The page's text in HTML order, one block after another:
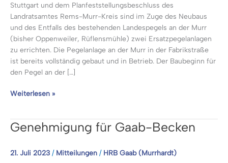
Stuttgart und dem Planfeststellungsbeschluss des
Landratsamtes Rems-Murr-Kreis sind im Zuge des Neubaus
und des Entfalls des bestehenden Landespegels an der Murr
(bisher Oppenweiler, Rüflensmühle) zwei Ersatzpegelanlagen
zu errichten. Die Pegelanlage an der Murr in der Fabrikstraße
ist bereits vollständig gebaut und in Betrieb. Der Baubeginn für
den Pegel an der […]
Baubeginn
Weiterlesen »
Genehmigung für Gaab-Becken
21. Juli 2023 / Mitteilungen / HRB Gaab (Murrhardt)